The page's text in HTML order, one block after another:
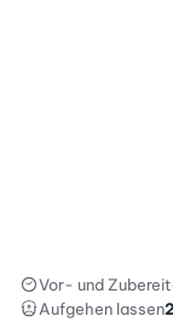
Vor- und
Aufgehen lassen